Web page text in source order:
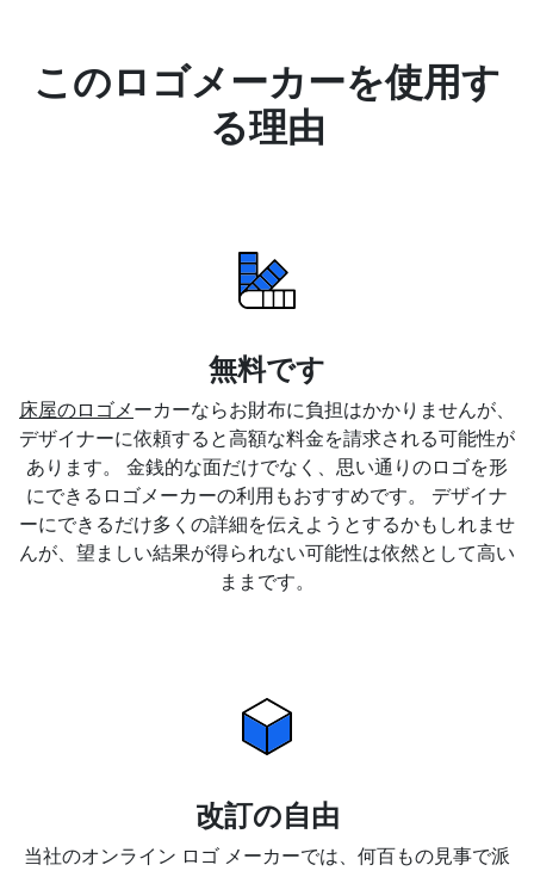
このロゴメーカーを使用す
る理由
無料です
床屋のロゴメ ーカーならお財布に負担はかかりませんが、
デザイナーに依頼すると高額な料金を請求される可能性が
あります。 金銭的な面だけでなく、思い通りのロゴを形
にできるロゴメーカーの利用もおすすめです。 デザイナ
ーにできるだけ多くの詳細を伝えようとするかもしれませ
んが、望ましい結果が得られない可能性は依然として高い
ままです。
改訂の自由
当社のオンライン ロゴ メーカーでは、何百もの見事で派